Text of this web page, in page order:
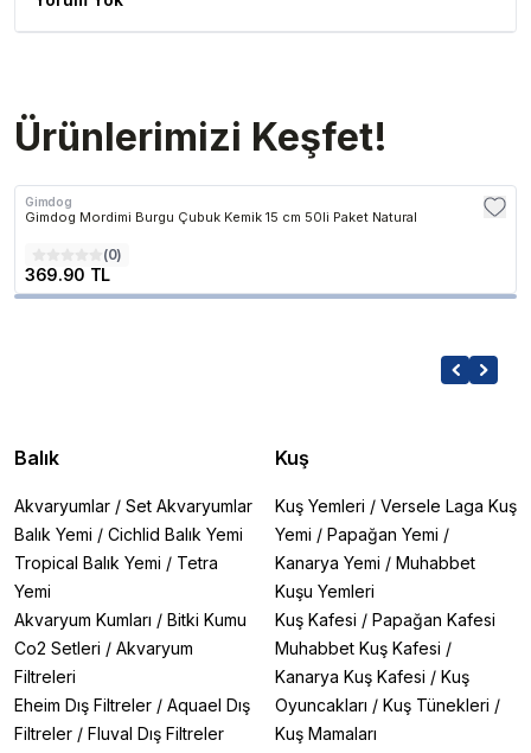
Ürünlerimizi Keşfet!
Gimdog
Gimdog Mordimi Burgu Çubuk Kemik 15 cm 50li Paket Natural
(0)
369.90 TL
Balık
Akvaryumlar / Set Akvaryumlar
Balık Yemi / Cichlid Balık Yemi
Tropical Balık Yemi / Tetra
Yemi
Akvaryum Kumları / Bitki Kumu
Co2 Setleri / Akvaryum
Filtreleri
Eheim Dış Filtreler / Aquael Dış
Filtreler / Fluval Dış Filtreler
Kuş
Kuş Yemleri / Versele Laga Kuş
Yemi / Papağan Yemi /
Kanarya Yemi / Muhabbet
Kuşu Yemleri
Kuş Kafesi / Papağan Kafesi
Muhabbet Kuş Kafesi /
Kanarya Kuş Kafesi / Kuş
Oyuncakları / Kuş Tünekleri /
Kuş Mamaları